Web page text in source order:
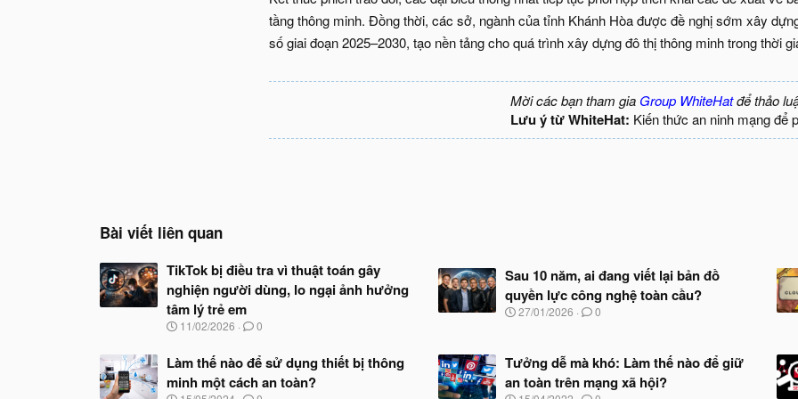
tầng thông minh. Đồng thời, các sở, ngành của tỉnh Khánh Hòa được đề nghị sớm xây
số giai đoạn 2025–2030, tạo nền tảng cho quá trình xây dựng đô thị thông minh trong thời
Mời các bạn tham gia Group WhiteHatđể thảo
Lưu ý từ WhiteHat: Kiến thức an ninh mạng để
Bài viết liên quan
TikTok bị điều tra vì thuật toán gây
nghiện người dùng, lo ngại ảnh hưởng
tâm lý trẻ em
N
y
b
11/02/2026 0
Sau 10 năm, ai đang viết lại bản đồ
quyền lực công nghệ toàn cầu?
N
b
ắ
27/01/2026 0
Làm thế nào để sử dụng thiết bị thông
minh một cách an toàn?
Tưởng dễ mà khó: Làm thế nào để giữ
an toàn trên mạng xã hội?